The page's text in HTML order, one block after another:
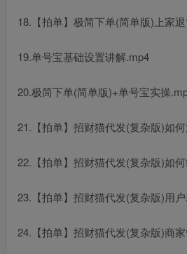
18.【拍单】极简下单(简单版)上家
19.单号宝基础设置讲解.mp4
20.极简下单(简单版)+单号宝实操
21.【拍单】招财猫代发(复杂版)如
22.【拍单】招财猫代发(复杂版)如
23.【拍单】招财猫代发(复杂版)用
24.【拍单】招财猫代发(复杂版)商